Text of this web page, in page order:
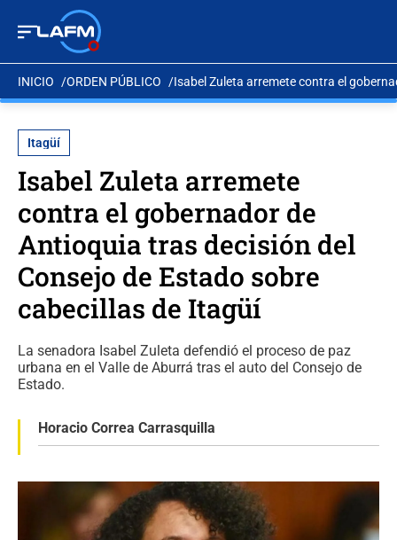
INICIO ORDEN PÚBLICO Isabel Zuleta arremete contra el
Itagüí
Isabel Zuleta arremete
contra el gobernador de
Antioquia tras decisión del
Consejo de Estado sobre
cabecillas de Itagüí
La senadora Isabel Zuleta defendió el proceso de paz
urbana en el Valle de Aburrá tras el auto del Consejo de
Estado.
Horacio Correa Carrasquilla